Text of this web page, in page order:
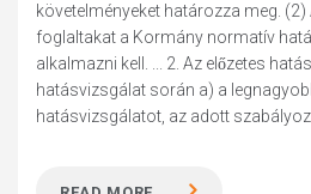
követelményeket határozza meg. (2)
foglaltakat a Kormány normatív
alkalmazni kell. ... 2. Az előzetes
hatásvizsgálat során a) a
hatásvizsgálatot, az adott